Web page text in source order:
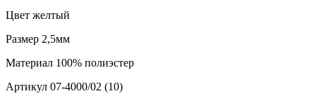
Цвет желтый
Размер 2,5мм
Материал 100% полиэстер
Артикул 07-4000/02 (10)